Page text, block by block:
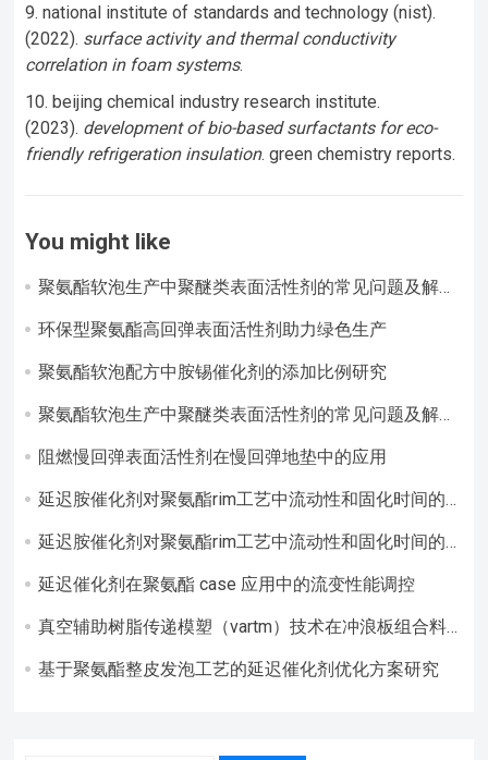
national institute of standards and technology (nist).
(2022). surface activity and thermal conductivity
correlation in foam systems.
beijing chemical industry research institute.
(2023). development of bio-based surfactants for eco-
friendly refrigeration insulation. green chemistry reports.
You might like
聚氨酯软泡生产中聚醚类表面活性剂的常见问题及解决
环保型聚氨酯高回弹表面活性剂助力绿色生产​
聚氨酯软泡配方中胺锡催化剂的添加比例研究
聚氨酯软泡生产中聚醚类表面活性剂的常见问题及解决
阻燃慢回弹表面活性剂在慢回弹地垫中的应用​
延迟胺催化剂对聚氨酯rim工艺中流动性和固化时间的
延迟胺催化剂对聚氨酯rim工艺中流动性和固化时间的
延迟催化剂在聚氨酯 case 应用中的流变性能调控​
真空辅助树脂传递模塑（vartm）技术在冲浪板组合料
基于聚氨酯整皮发泡工艺的延迟催化剂优化方案研究